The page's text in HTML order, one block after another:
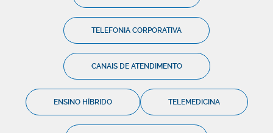
TELEFONIA CORPORATIVA
CANAIS DE ATENDIMENTO
ENSINO HÍBRIDO TELEMEDICINA